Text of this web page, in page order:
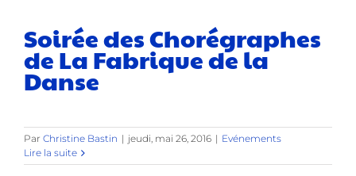
Soirée des Chorégraphes
de La Fabrique de la
Danse
Par Christine Bastin | jeudi, mai 26, 2016 | Evénements
Lire la suite